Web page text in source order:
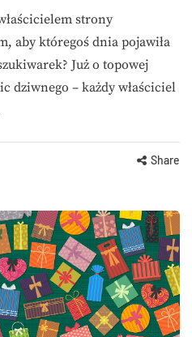
strony
aby któregoś dnia pojawiła
Już o topowej
dziwnego – każdy właściciel
Share